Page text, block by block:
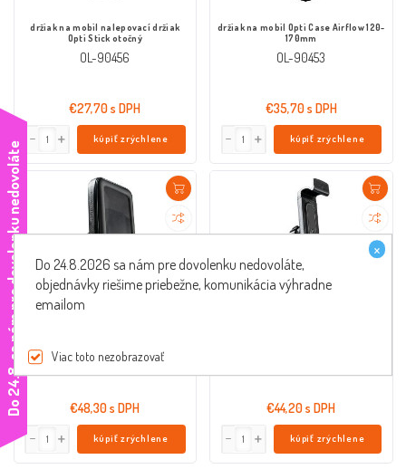
držiak na mobil nalepovací držiak
Opti Stick otočný
OL-90456
€27,70 s DPH
kúpiť zrýchlene
držiak na mobil Opti Case Airflow 120-
170mm
OL-90453
€35,70 s DPH
kúpiť zrýchlene
OL-91571
€48,30 s DPH
kúpiť zrýchlene
€44,20 s DPH
kúpiť zrýchlene
D
o
2
4
.
8
.
s
a
n
á
m
p
r
e
d
o
v
o
l
e
n
k
u
n
e
d
o
v
o
l
á
t
e ×
Do 24.8.2026 sa nám pre dovolenku nedovoláte,
objednávky riešime priebežne, komunikácia výhradne
emailom
Viac toto nezobrazovať